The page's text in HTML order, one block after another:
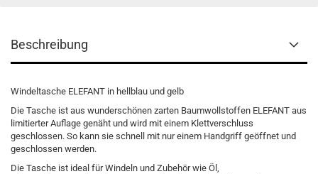
Beschreibung
Windeltasche ELEFANT in hellblau und gelb
Die Tasche ist aus wunderschönen zarten Baumwollstoffen ELEFANT aus
limitierter Auflage genäht und wird mit einem Klettverschluss
geschlossen. So kann sie schnell mit nur einem Handgriff geöffnet und
geschlossen werden.
Die Tasche ist ideal für Windeln und Zubehör wie Öl,